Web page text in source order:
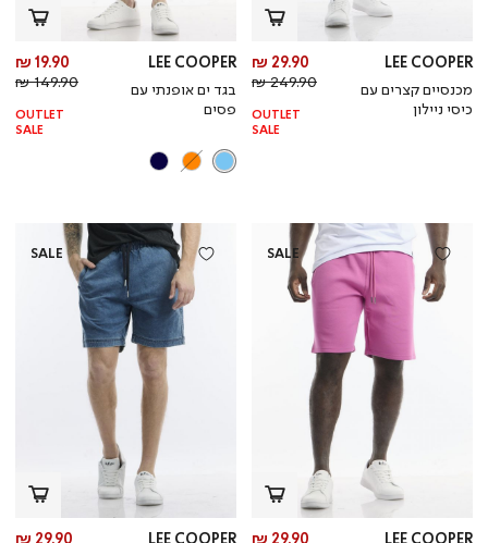
LEE COOPER
מכנסיים קצרים עם
כיסי ניילון
מחיר
מוצר
29.90 ₪
מחיר
רגיל
249.90 ₪
OUTLET
SALE
LEE COOPER
בגד ים אופנתי עם
פסים
19.90 ₪
149.90 ₪
OUTLET
SALE
SALE
LEE COOPER מחיר 29.90 ₪
SALE
LEE COOPER
29.90 ₪